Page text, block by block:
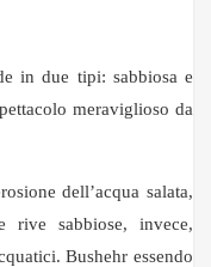
in due tipi: sabbiosa e
meraviglioso da
dell’acqua salata,
rive sabbiose, invece,
Bushehr essendo